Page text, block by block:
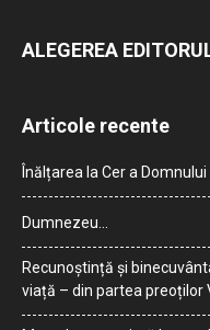
ALEGEREA
Articole recente
Înălțarea la Cer a
Dumnezeu…
Recunoștință și
viață – din partea preoților